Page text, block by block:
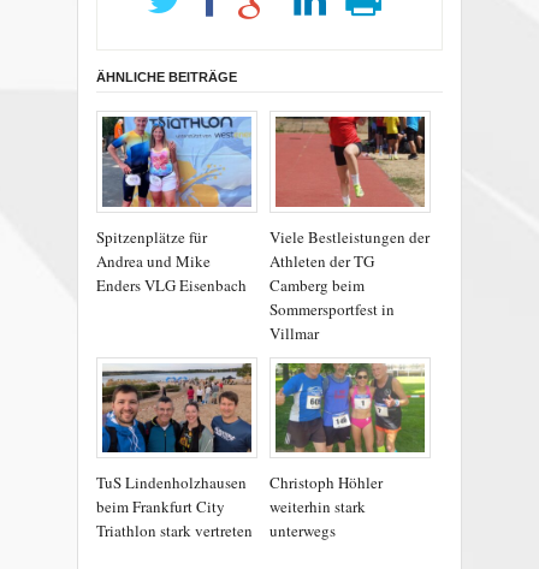
ÄHNLICHE BEITRÄGE
Spitzenplätze für
Andrea und Mike
Enders VLG Eisenbach
Viele Bestleistungen der
Athleten der TG
Camberg beim
Sommersportfest in
Villmar
TuS Lindenholzhausen
beim Frankfurt City
Triathlon stark vertreten
Christoph Höhler
weiterhin stark
unterwegs